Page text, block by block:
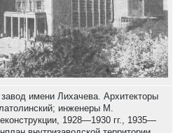
имени Лихачева. Архитекторы
инженеры М.
1928—1930 гг., 1935—